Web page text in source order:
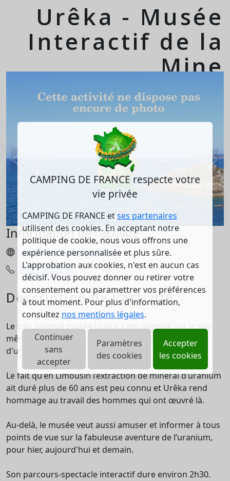
CAMPING DE FRANCE respecte votre
vie privée
CAMPING DE FRANCE etses partenaires
utilisent des cookies. En acceptant notre
politique de cookie, nous vous offrons une
expérience personnalisée et plus sûre.
L'approbation aux cookies, n'est en aucun cas
décisif. Vous pouvez donner ou retirer votre
consentement ou paramettrer vos préférences
à tout moment. Pour plus d'information,
consultez nos mentions légales.
Continuer
sans
accepter
Paramètres
des cookies
Accepter
les cookies
Urêka - Musée
Interactif de la
Mine
Information de l'activité
Visiter le site de l'activité
05 32 09 05 60
Description de l'activité
Le très original musée Urêka a été déployé sur le site
même d'anciennes mines particulières : des mines
d'uranium.
Le fait qu'en Limousin l’extraction de minerai d’uranium
ait duré plus de 60 ans est peu connu et Urêka rend
hommage au travail des hommes qui ont œuvré là.
Au-delà, le musée veut aussi amuser et informer à tous
points de vue sur la fabuleuse aventure de l’uranium,
pour hier, aujourd'hui et demain.
Son parcours-spectacle interactif dure environ 2h30.